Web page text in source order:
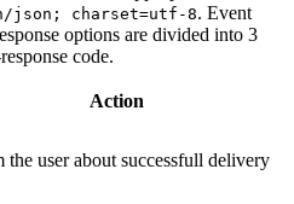
json; charset=utf-8. Event
options are divided into 3
code.
Action
the user about successfull delivery